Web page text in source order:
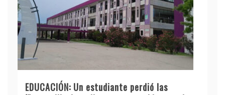
EDUCACIÓN: Un estudiante perdió las